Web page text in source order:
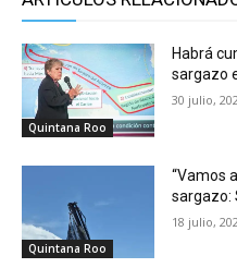
Quintana Roo
Habrá
sargazo
30 julio,
Quintana Roo
“Vamos
sargazo:
18 julio,